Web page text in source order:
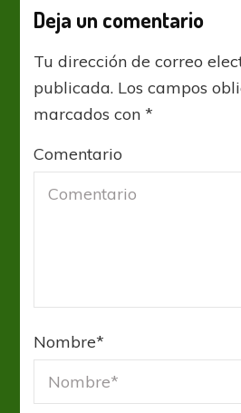
Deja un comentario
Tu dirección de correo
publicada. Los campos
marcados con*
Comentario
Nombre*